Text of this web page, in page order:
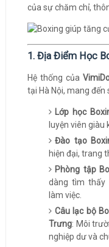
của sự chăm chỉ,
1. Địa Điểm Học
Hệ thống của
tại Hà Nội, mang đến
Lớp học
luyện viên giàu
Đào tạo
hiện đại, trang
Phòng tập
dàng tìm thấy
làm việc.
Câu lạc bộ
Trưng: Môi
nghiệp dư và